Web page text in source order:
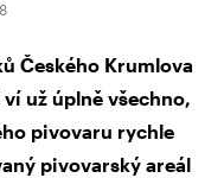
Českého Krumlova
už úplně všechno,
pivovaru rychle
pivovarský areál